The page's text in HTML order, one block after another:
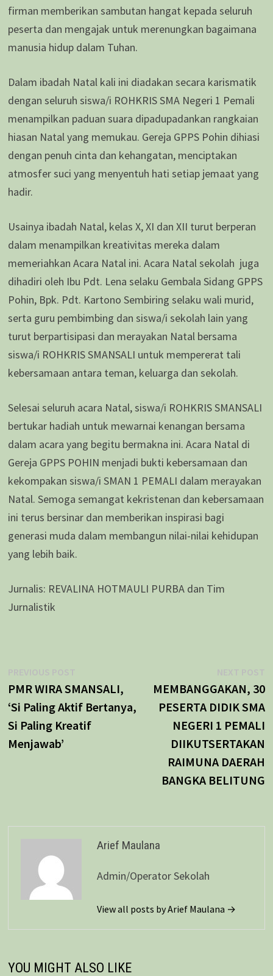
firman memberikan sambutan hangat kepada seluruh
peserta dan mengajak untuk merenungkan bagaimana
manusia hidup dalam Tuhan.
Dalam ibadah Natal kali ini diadakan secara karismatik
dengan seluruh siswa/i ROHKRIS SMA Negeri 1 Pemali
menampilkan paduan suara dipadupadankan rangkaian
hiasan Natal yang memukau. Gereja GPPS Pohin dihiasi
dengan penuh cinta dan kehangatan, menciptakan
atmosfer suci yang menyentuh hati setiap jemaat yang
hadir.
Usainya ibadah Natal, kelas X, XI dan XII turut berperan
dalam menampilkan kreativitas mereka dalam
memeriahkan Acara Natal ini. Acara Natal sekolah juga
dihadiri oleh Ibu Pdt. Lena selaku Gembala Sidang GPPS
Pohin, Bpk. Pdt. Kartono Sembiring selaku wali murid,
serta guru pembimbing dan siswa/i sekolah lain yang
turut berpartisipasi dan merayakan Natal bersama
siswa/i ROHKRIS SMANSALI untuk mempererat tali
kebersamaan antara teman, keluarga dan sekolah.
Selesai seluruh acara Natal, siswa/i ROHKRIS SMANSALI
bertukar hadiah untuk mewarnai kenangan bersama
dalam acara yang begitu bermakna ini. Acara Natal di
Gereja GPPS POHIN menjadi bukti kebersamaan dan
kekompakan siswa/i SMAN 1 PEMALI dalam merayakan
Natal. Semoga semangat kekristenan dan kebersamaan
ini terus bersinar dan memberikan inspirasi bagi
generasi muda dalam membangun nilai-nilai kehidupan
yang lebih baik.
Jurnalis: REVALINA HOTMAULI PURBA dan Tim
Jurnalistik
Navigasi
pos
PREVIOUS POSTPrevious
post:
PMR WIRA SMANSALI,
‘Si Paling Aktif Bertanya,
Si Paling Kreatif
Menjawab’
NEXT POST
MEMBANGGAKAN, 30
PESERTA DIDIK SMA
NEGERI 1 PEMALI
DIIKUTSERTAKAN
RAIMUNA DAERAH
BANGKA BELITUNG
Arief Maulana
Admin/Operator Sekolah
View all posts by Arief Maulana →
YOU MIGHT ALSO LIKE